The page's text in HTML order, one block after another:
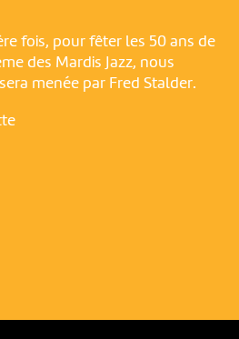
fois, pour fêter les 50 ans de
des Mardis Jazz, nous
menée par Fred Stalder.